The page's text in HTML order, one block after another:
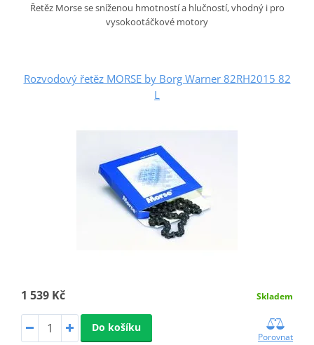
Řetěz Morse se sníženou hmotností a hlučností, vhodný i pro
vysokootáčkové motory
Rozvodový řetěz MORSE by Borg Warner 82RH2015 82
L
1 539 Kč Skladem
Do košíku
Porovnat